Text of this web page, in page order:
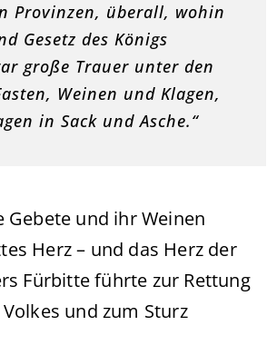
Provinzen, überall, wohin
Gesetz des Königs
große Trauer unter den
Weinen und Klagen,
in Sack und Asche.“
Gebete und ihr Weinen
Herz – und das Herz der
Fürbitte führte zur Rettung
und zum Sturz